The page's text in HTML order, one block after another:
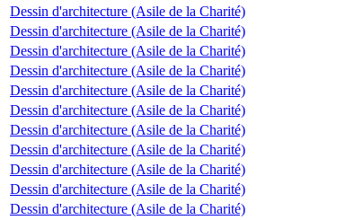
Dessin d'architecture (Asile de la Charité)
Dessin d'architecture (Asile de la Charité)
Dessin d'architecture (Asile de la Charité)
Dessin d'architecture (Asile de la Charité)
Dessin d'architecture (Asile de la Charité)
Dessin d'architecture (Asile de la Charité)
Dessin d'architecture (Asile de la Charité)
Dessin d'architecture (Asile de la Charité)
Dessin d'architecture (Asile de la Charité)
Dessin d'architecture (Asile de la Charité)
Dessin d'architecture (Asile de la Charité)